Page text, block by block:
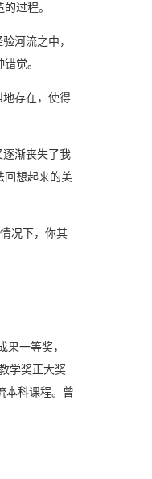
过程。
河流之中，
觉。
存在，使得
渐丧失了我
回想起来的美
况下，你其
一等奖，
学奖正大奖
本科课程。曾